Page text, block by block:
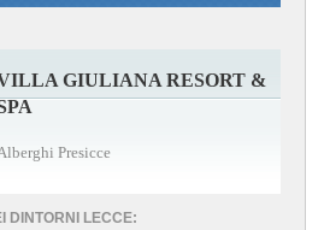
GIULIANA RESORT &
Presicce
DINTORNI LECCE: